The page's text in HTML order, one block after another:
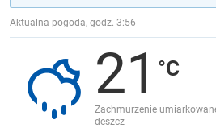
JAKOŚĆ POWIETRZA
Aktualna pogoda, godz. 3:56
21
Zachmurzenie
deszcz